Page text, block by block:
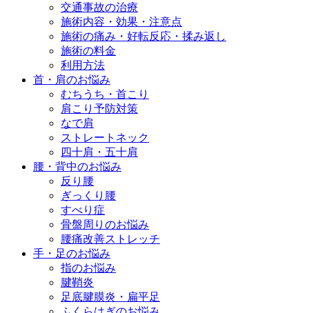
交通事故の治療
施術内容・効果・注意点
施術の痛み・好転反応・揉み返し
施術の料金
利用方法
首・肩のお悩み
むちうち・首こり
肩こり予防対策
なで肩
ストレートネック
四十肩・五十肩
腰・背中のお悩み
反り腰
ぎっくり腰
すべり症
骨盤周りのお悩み
腰痛改善ストレッチ
手・足のお悩み
指のお悩み
腱鞘炎
足底腱膜炎・扁平足